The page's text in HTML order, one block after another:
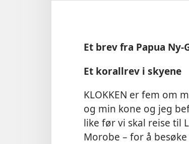
Et brev fra Papua Ny-
Et korallrev i skyene
KLOKKEN er fem om
og min kone og jeg
like før vi skal reise til
Morobe – for å